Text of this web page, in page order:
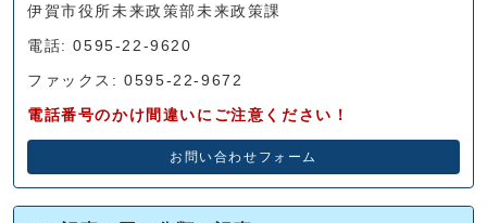
伊賀市役所未来政策部未来政策課
電話: 0595-22-9620
ファックス: 0595-22-9672
電話番号のかけ間違いにご注意ください！
お問い合わせフォーム